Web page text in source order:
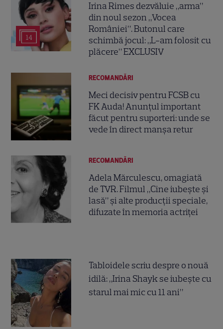
14
Irina Rimes dezvăluie „arma”
din noul sezon „Vocea
României”. Butonul care
schimbă jocul: „L-am folosit cu
plăcere” EXCLUSIV
RECOMANDĂRI
Meci decisiv pentru FCSB cu
FK Auda! Anunțul important
făcut pentru suporteri: unde se
vede în direct manșa retur
RECOMANDĂRI
Adela Mărculescu, omagiată
de TVR. Filmul „Cine iubește și
lasă” și alte producții speciale,
difuzate în memoria actriței
Tabloidele scriu despre o nouă
idilă: „Irina Shayk se iubește cu
starul mai mic cu 11 ani”